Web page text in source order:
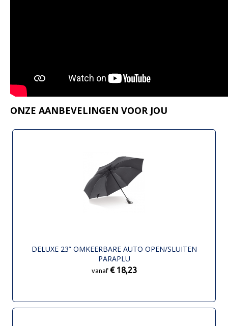
ONZE AANBEVELINGEN VOOR JOU
DELUXE 23” OMKEERBARE AUTO OPEN/SLUITEN
PARAPLU
vanaf € 18,23